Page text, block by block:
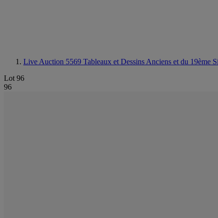
Live Auction 5569 Tableaux et Dessins Anciens et du 19ème
Lot 96
96